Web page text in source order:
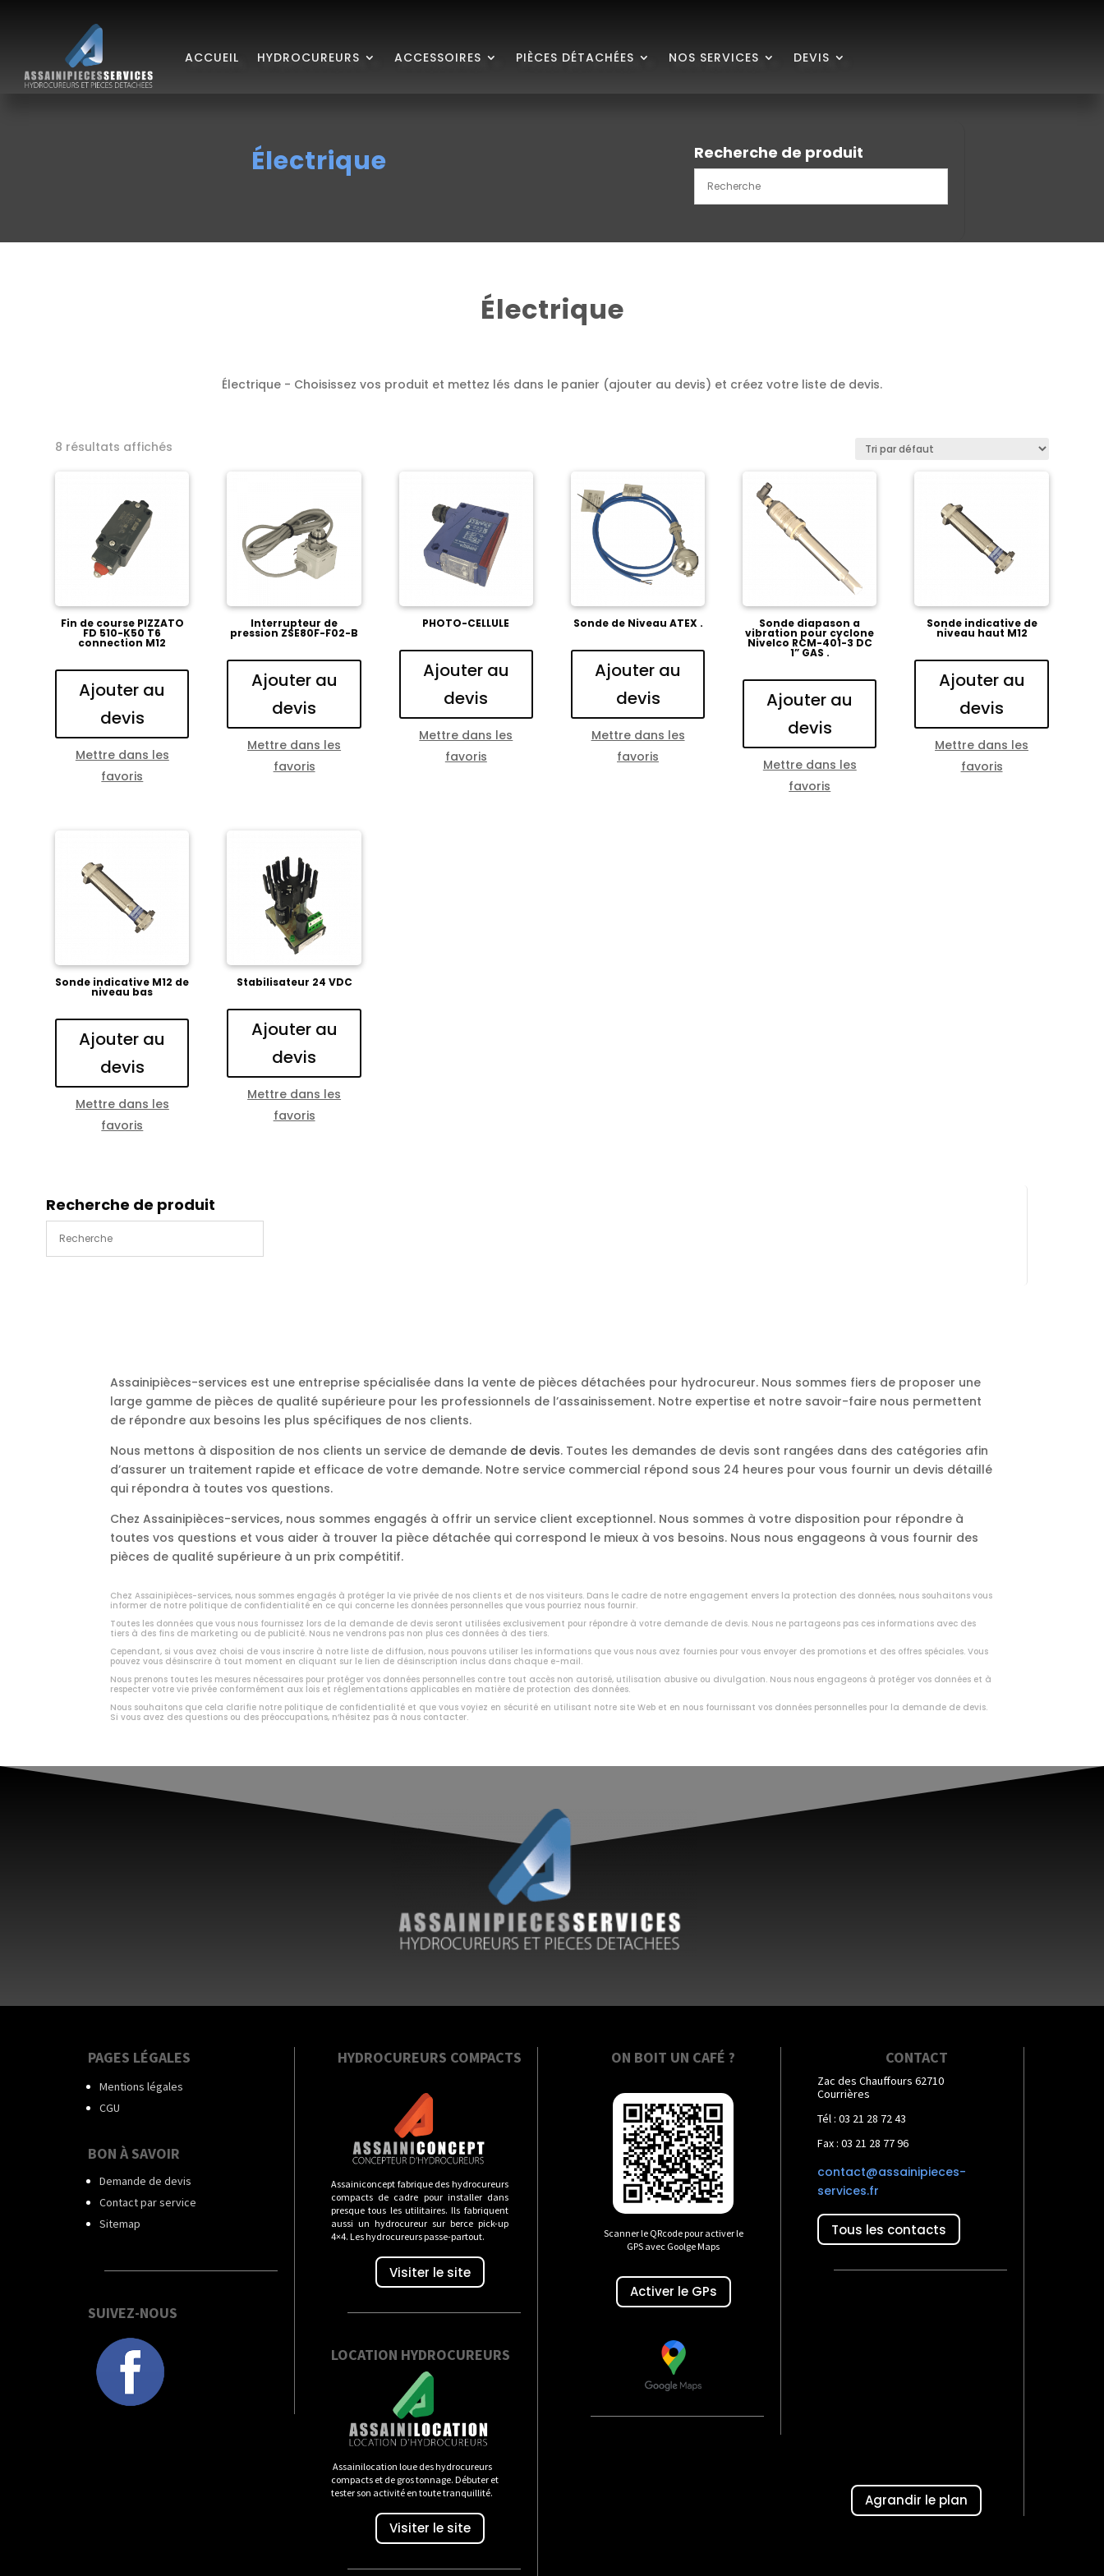
ACCUEIL HYDROCUREURS ACCESSOIRES PIÈCES DÉTACHÉES NOS SERVICES DEVIS
Électrique Recherche de produit
Électrique
Électrique - Choisissez vos produit et mettez lés dans le panier (ajouter au devis) et créez votre liste de devis.
8 résultats affichés
Fin de course PIZZATO
FD 510-K50 T6
connection M12
Ajouter au
devis
Mettre dans les
favoris
Interrupteur de
pression ZSE80F-F02-B
Ajouter au
devis
Mettre dans les
favoris
PHOTO-CELLULE
Ajouter au
devis
Mettre dans les
favoris
Sonde de Niveau ATEX .
Ajouter au
devis
Mettre dans les
favoris
Sonde diapason a
vibration pour cyclone
Nivelco RCM-401-3 DC
1” GAS .
Ajouter au
devis
Mettre dans les
favoris
Sonde indicative de
niveau haut M12
Ajouter au
devis
Mettre dans les
favoris
Sonde indicative M12 de
niveau bas
Ajouter au
devis
Mettre dans les
favoris
Stabilisateur 24 VDC
Ajouter au
devis
Mettre dans les
favoris
Recherche de produit
Assainipièces-services est une entreprise spécialisée dans la vente de pièces détachées pour hydrocureur. Nous sommes fiers de proposer une
large gamme de pièces de qualité supérieure pour les professionnels de l’assainissement. Notre expertise et notre savoir-faire nous permettent
de répondre aux besoins les plus spécifiques de nos clients.
Nous mettons à disposition de nos clients un service de demande de devis. Toutes les demandes de devis sont rangées dans des catégories afin
d’assurer un traitement rapide et efficace de votre demande. Notre service commercial répond sous 24 heures pour vous fournir un devis détaillé
qui répondra à toutes vos questions.
Chez Assainipièces-services, nous sommes engagés à offrir un service client exceptionnel. Nous sommes à votre disposition pour répondre à
toutes vos questions et vous aider à trouver la pièce détachée qui correspond le mieux à vos besoins. Nous nous engageons à vous fournir des
pièces de qualité supérieure à un prix compétitif.
Chez Assainipièces-services, nous sommes engagés à protéger la vie privée de nos clients et de nos visiteurs. Dans le cadre de notre engagement envers la protection des données, nous souhaitons vous
informer de notre politique de confidentialité en ce qui concerne les données personnelles que vous pourriez nous fournir.
Toutes les données que vous nous fournissez lors de la demande de devis seront utilisées exclusivement pour répondre à votre demande de devis. Nous ne partageons pas ces informations avec des
tiers à des fins de marketing ou de publicité. Nous ne vendrons pas non plus ces données à des tiers.
Cependant, si vous avez choisi de vous inscrire à notre liste de diffusion, nous pouvons utiliser les informations que vous nous avez fournies pour vous envoyer des promotions et des offres spéciales. Vous
pouvez vous désinscrire à tout moment en cliquant sur le lien de désinscription inclus dans chaque e-mail.
Nous prenons toutes les mesures nécessaires pour protéger vos données personnelles contre tout accès non autorisé, utilisation abusive ou divulgation. Nous nous engageons à protéger vos données et à
respecter votre vie privée conformément aux lois et réglementations applicables en matière de protection des données.
Nous souhaitons que cela clarifie notre politique de confidentialité et que vous voyiez en sécurité en utilisant notre site Web et en nous fournissant vos données personnelles pour la demande de devis.
Si vous avez des questions ou des préoccupations, n’hésitez pas à nous contacter.
PAGES LÉGALES
Mentions légales
CGU
BON À SAVOIR
Demande de devis
Contact par service
Sitemap
SUIVEZ-NOUS
HYDROCUREURS COMPACTS
Assainiconcept fabrique des hydrocureurs
compacts de cadre pour installer dans
presque tous les utilitaires. Ils fabriquent
aussi un hydrocureur sur berce pick-up
4×4. Les hydrocureurs passe-partout.
Visiter le site
LOCATION HYDROCUREURS
Assainilocation loue des hydrocureurs
compacts et de gros tonnage. Débuter et
tester son activité en toute tranquillité.
Visiter le site
ON BOIT UN CAFÉ ?
Scanner le QRcode pour activer le
GPS avec Goolge Maps
Activer le GPs
CONTACT
Zac des Chauffours 62710
Courrières
Tél : 03 21 28 72 43
Fax : 03 21 28 77 96
contact@assainipieces-
services.fr
Tous les contacts
Agrandir le plan